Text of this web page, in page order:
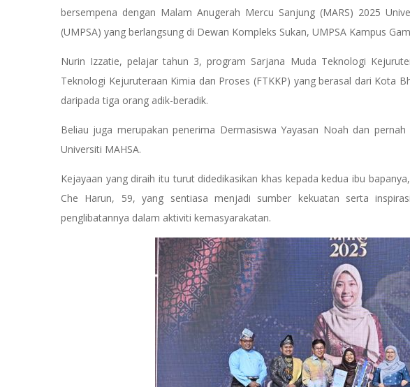
bersempena dengan Malam Anugerah Mercu Sanjung (MARS) 2025
(UMPSA) yang berlangsung di Dewan Kompleks Sukan, UMPSA Kampus
Nurin Izzatie, pelajar tahun 3, program Sarjana Muda Teknologi
Teknologi Kejuruteraan Kimia dan Proses (FTKKP) yang berasal dari Kota
daripada tiga orang adik-beradik.
Beliau juga merupakan penerima Dermasiswa Yayasan Noah dan
Universiti MAHSA.
Kejayaan yang diraih itu turut didedikasikan khas kepada kedua ibu
Che Harun, 59, yang sentiasa menjadi sumber kekuatan serta
penglibatannya dalam aktiviti kemasyarakatan.